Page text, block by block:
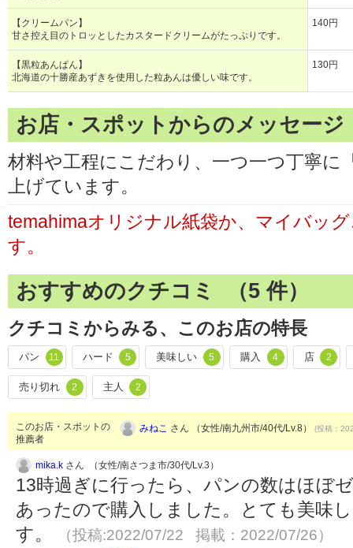
【クリームパン】
甘さ控え目のトロッとしたカスタードクリームがたっぷりです。
140円
【黒粒あんぱん】
北海道の十勝産あずきを使用した粒あんは優しい味です。
130円
お店・スポットからのメッセージ
材料や工程にこだわり、一つ一つ丁寧に
上げています。
temahimaオリジナル紙袋か、マイバッ
す。
おすすめのクチコミ （5 件）
クチコミからみる、このお店の特長
パン 11 ハード 5 美味しい 5 購入 4 店 2
売り切れ 2 主人 2
このお店・スポットの
推薦者
みねこ さん （女性/南九州市/40代/Lv.8） (投稿：
mika.k さん （女性/南さつま市/30代/Lv.3）
13時過ぎに行ったら、パンの数はほぼ
あったので購入しました。とても美味
す。
（投稿:2022/07/22 掲載：2022/07/26）